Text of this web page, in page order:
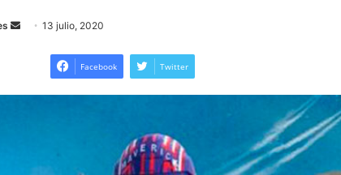
13 julio, 2020
Facebook Twitter